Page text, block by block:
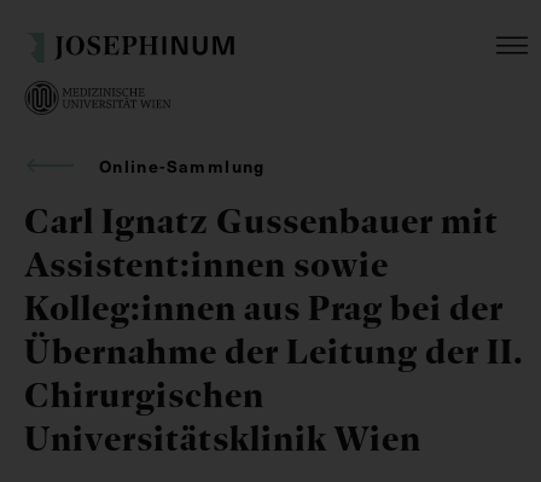
Online-Sammlung
Carl Ignatz Gussenbauer mit
Assistent:innen sowie
Kolleg:innen aus Prag bei der
Übernahme der Leitung der II.
Chirurgischen
Universitätsklinik Wien